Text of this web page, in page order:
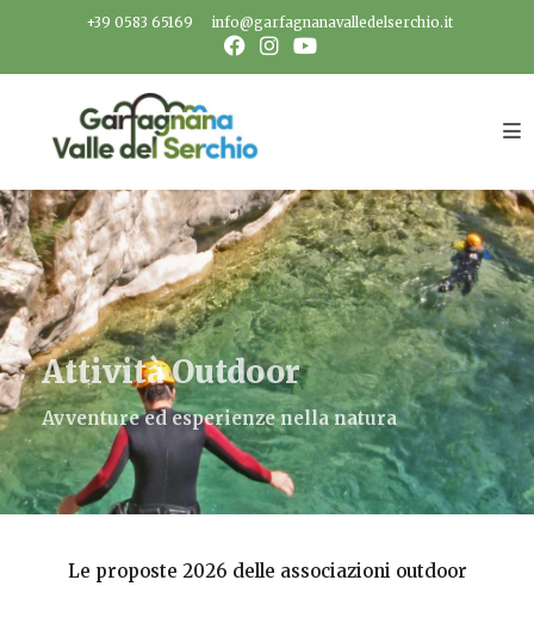
+39 0583 65169 info@garfagnanavalledelserchio.it
Attività Outdoor
Avventure ed esperienze nella natura
Le proposte 2026 delle associazioni outdoor